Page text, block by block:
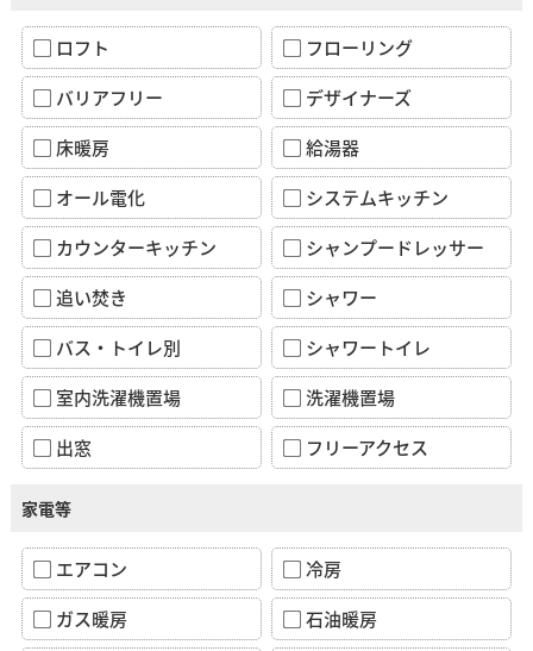
ロフト
フローリング
バリアフリー
デザイナーズ
床暖房
給湯器
オール電化
システムキッチン
カウンターキッチン
シャンプードレッサー
追い焚き
シャワー
バス・トイレ別
シャワートイレ
室内洗濯機置場
洗濯機置場
出窓
フリーアクセス
家電等
エアコン
冷房
ガス暖房
石油暖房